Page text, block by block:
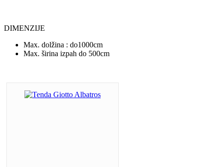
DIMENZIJE
Max. dolžina : do1000cm
Max. širina izpah do 500cm